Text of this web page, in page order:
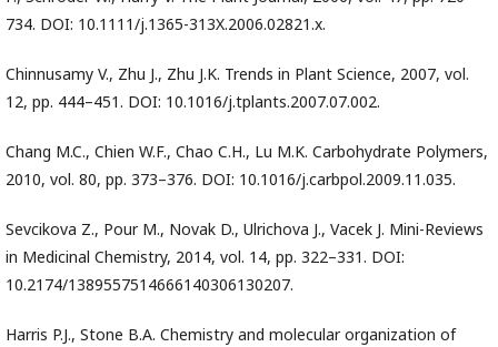
734. DOI: 10.1111/j.1365-313X.2006.02821.x.
Chinnusamy V., Zhu J., Zhu J.K. Trends in Plant Science, 2007, vol.
12, pp. 444–451. DOI: 10.1016/j.tplants.2007.07.002.
Chang M.C., Chien W.F., Chao C.H., Lu M.K. Carbohydrate Polymers,
2010, vol. 80, pp. 373–376. DOI: 10.1016/j.carbpol.2009.11.035.
Sevcikova Z., Pour M., Novak D., Ulrichova J., Vacek J. Mini-Reviews
in Medicinal Chemistry, 2014, vol. 14, pp. 322–331. DOI:
10.2174/1389557514666140306130207.
Harris P.J., Stone B.A. Chemistry and molecular organization of